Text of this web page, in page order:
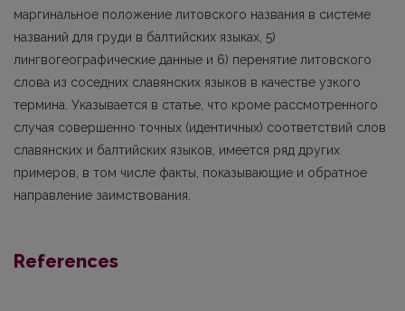
маргинальное положение литовского названия в системе
названий для груди в балтийских языках, 5)
лингвогеографические данные и 6) перенятие литовского
слова из соседних славянских языков в качестве узкого
термина. Указывается в статье, что кроме рассмотренного
случая совершенно точных (иден­тичных) соответствий слов
славянских и балтийских языков, имеется ряд других
примеров, в том числе факты, показывающие и обратное
направление заимствования.
References